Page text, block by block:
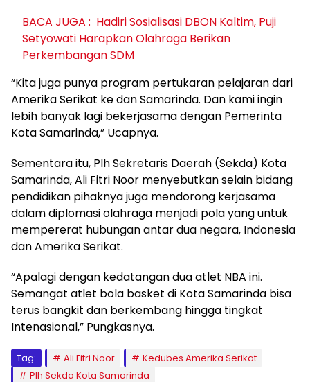
BACA JUGA : Hadiri Sosialisasi DBON Kaltim, Puji
Setyowati Harapkan Olahraga Berikan
Perkembangan SDM
“Kita juga punya program pertukaran pelajaran dari
Amerika Serikat ke dan Samarinda. Dan kami ingin
lebih banyak lagi bekerjasama dengan Pemerinta
Kota Samarinda,” Ucapnya.
Sementara itu, Plh Sekretaris Daerah (Sekda) Kota
Samarinda, Ali Fitri Noor menyebutkan selain bidang
pendidikan pihaknya juga mendorong kerjasama
dalam diplomasi olahraga menjadi pola yang untuk
mempererat hubungan antar dua negara, Indonesia
dan Amerika Serikat.
“Apalagi dengan kedatangan dua atlet NBA ini.
Semangat atlet bola basket di Kota Samarinda bisa
terus bangkit dan berkembang hingga tingkat
Intenasional,” Pungkasnya.
Tag: Ali Fitri Noor
Kedubes Amerika Serikat
Plh Sekda Kota Samarinda